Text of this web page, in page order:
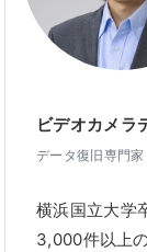
ビデオカメ
データ復旧専門家
横浜国立大学
3,000件以上